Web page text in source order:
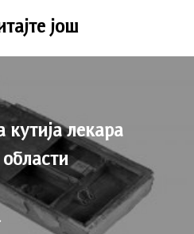
још
лекара